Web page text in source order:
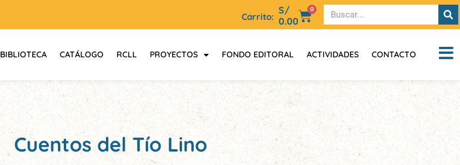
Carrito:
S/
0.00
0
BIBLIOTECA CATÁLOGO RCLL PROYECTOS FONDO EDITORAL ACTIVIDADES CONTACTO
Cuentos del Tío Lino